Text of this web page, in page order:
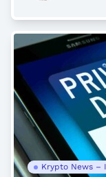
Krypto News –